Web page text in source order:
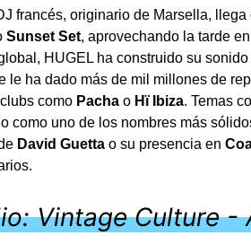
francés, originario de Marsella,
Sunset Set, aprovechando la tarde
HUGEL ha construido su
le ha dado más de mil millones de
como Pacha o Hï Ibiza. Temas
como uno de los nombres más
David Guetta o su presencia en
Vintage Culture -